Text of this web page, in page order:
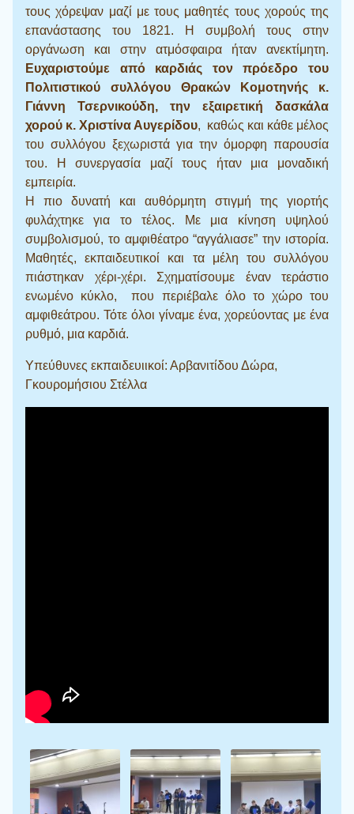
τους χόρεψαν μαζί με τους μαθητές τους χορούς της
επανάστασης του 1821. Η συμβολή τους στην
οργάνωση και στην ατμόσφαιρα ήταν ανεκτίμητη.
Ευχαριστούμε από καρδιάς τον πρόεδρο του
Πολιτιστικού συλλόγου Θρακών Κομοτηνής κ.
Γιάννη Τσερνικούδη, την εξαιρετική δασκάλα
χορού κ. Χριστίνα Αυγερίδου, καθώς και κάθε μέλος
του συλλόγου ξεχωριστά για την όμορφη παρουσία
του. Η συνεργασία μαζί τους ήταν μια μοναδική
εμπειρία.
Η πιο δυνατή και αυθόρμητη στιγμή της γιορτής
φυλάχτηκε για το τέλος. Με μια κίνηση υψηλού
συμβολισμού, το αμφιθέατρο “αγγάλιασε” την ιστορία.
Μαθητές, εκπαιδευτικοί και τα μέλη του συλλόγου
πιάστηκαν χέρι-χέρι. Σχηματίσουμε έναν τεράστιο
ενωμένο κύκλο, που περιέβαλε όλο το χώρο του
αμφιθεάτρου. Τότε όλοι γίναμε ένα, χορεύοντας με ένα
ρυθμό, μια καρδιά.
Υπεύθυνες εκπαιδευιικοί: Αρβανιτίδου Δώρα,
Γκουρομήσιου Στέλλα